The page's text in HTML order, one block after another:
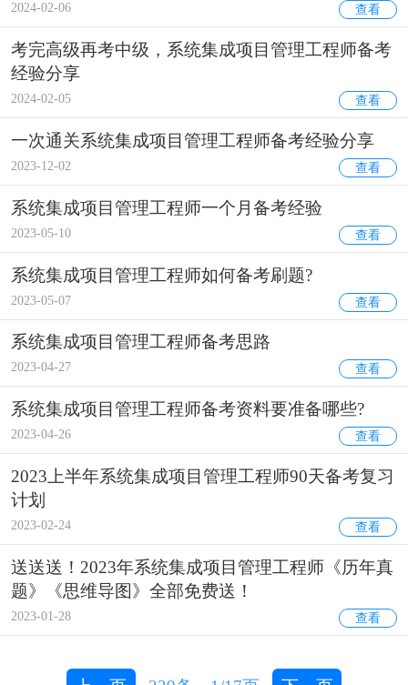
2024-02-06 查看
考完高级再考中级，系统集成项目管理工程师备考
经验分享
2024-02-05 查看
一次通关系统集成项目管理工程师备考经验分享
2023-12-02 查看
系统集成项目管理工程师一个月备考经验
2023-05-10 查看
系统集成项目管理工程师如何备考刷题?
2023-05-07 查看
系统集成项目管理工程师备考思路
2023-04-27 查看
系统集成项目管理工程师备考资料要准备哪些?
2023-04-26 查看
2023上半年系统集成项目管理工程师90天备考复习
计划
2023-02-24 查看
送送送！2023年系统集成项目管理工程师《历年真
题》《思维导图》全部免费送！
2023-01-28 查看